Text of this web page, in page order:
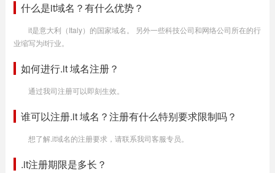
什么是it域名？有什么优势？
it是意大利（Italy）的国家域名。 另外一些科技公司和网络公司所在的行
业缩写为it行业。
如何进行.it 域名注册？
通过我司注册可以即刻生效。
谁可以注册.it 域名？注册有什么特别要求限制吗？
想了解.it域名的注册要求，请联系我司客服专员。
.it注册期限是多长？